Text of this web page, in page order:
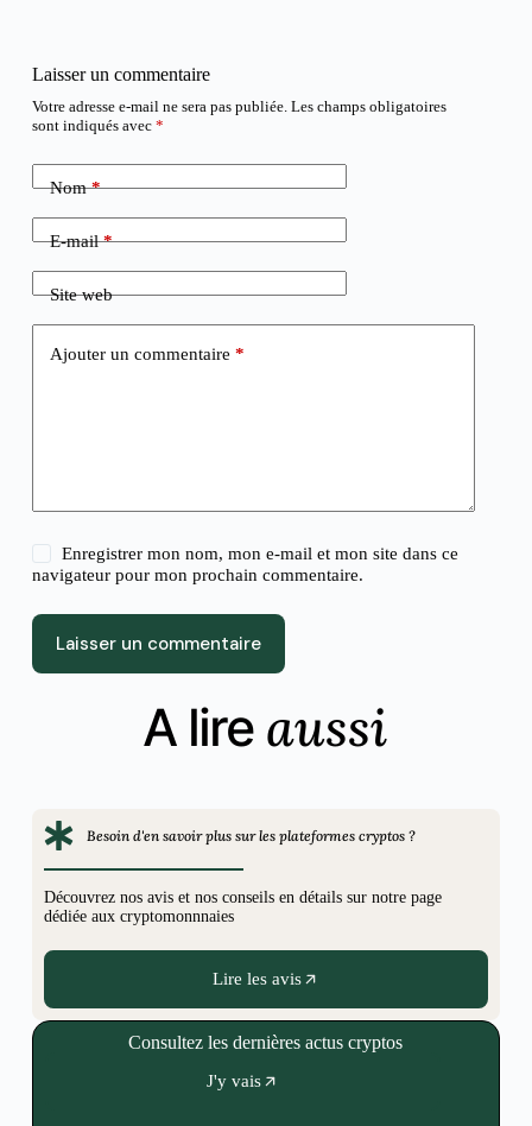
Laisser un commentaire
Votre adresse e-mail ne sera pas publiée. Les champs obligatoires
sont indiqués avec *
Nom*
E-mail*
Site web
Ajouter un commentaire *
Enregistrer mon nom, mon e-mail et mon site dans ce
navigateur pour mon prochain commentaire.
Laisser un commentaire
A lire aussi
Besoin d'en savoir plus sur les plateformes cryptos ?
Découvrez nos avis et nos conseils en détails sur notre page
dédiée aux cryptomonnnaies
Lire les avis
Consultez les dernières actus cryptos
J'y vais